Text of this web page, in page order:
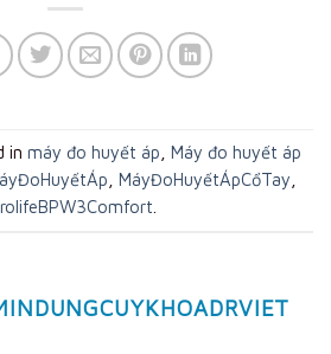
in máy đo huyết áp Máy đo huyết áp
MáyĐoHuyếtÁpCổTay